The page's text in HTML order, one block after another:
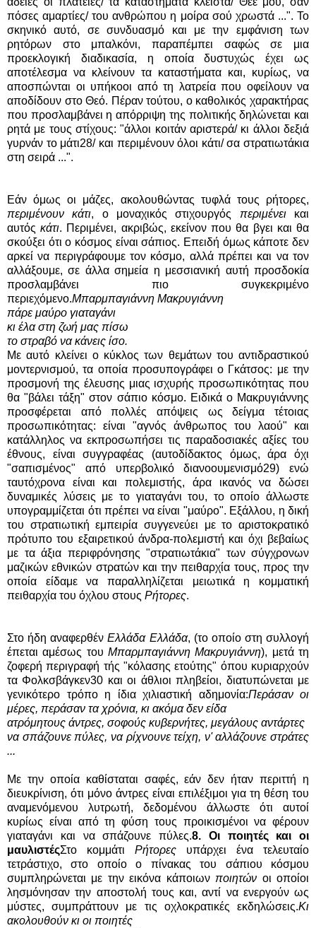
πόσες αμαρτίες/ του ανθρώπου η μοίρα σού χρωστά ...". Το
σκηνικό αυτό, σε συνδυασμό και με την εμφάνιση των
ρητόρων στο μπαλκόνι, παραπέμπει σαφώς σε μια
προεκλογική διαδικασία, η οποία δυστυχώς έχει ως
αποτέλεσμα να κλείνουν τα καταστήματα και, κυρίως, να
αποσπώνται οι υπήκοοι από τη λατρεία που οφείλουν να
αποδίδουν στο Θεό. Πέραν τούτου, ο καθολικός χαρακτήρας
που προσλαμβάνει η απόρριψη της πολιτικής δηλώνεται και
ρητά με τους στίχους: "άλλοι κοιτάν αριστερά/ κι άλλοι δεξιά
γυρνάν το μάτι28/ και περιμένουν όλοι κάτι/ σα στρατιωτάκια
στη σειρά ...".
Εάν όμως οι μάζες, ακολουθώντας τυφλά τους ρήτορες,
περιμένουν κάτι, ο μοναχικός στιχουργός περιμένεικαι
αυτόςκάτι. Περιμένει, ακριβώς, εκείνον που θα βγει και θα
σκούξει ότι ο κόσμος είναι σάπιος. Επειδή όμως κάποτε δεν
αρκεί να περιγράφουμε τον κόσμο, αλλά πρέπει και να τον
αλλάξουμε, σε άλλα σημεία η μεσσιανική αυτή προσδοκία
προσλαμβάνει πιο συγκεκριμένο
περιεχόμενο.Μπαρμπαγιάννη Μακρυγιάννη
πάρε μαύρο γιαταγάνι
κι έλα στη ζωή μας πίσω
το στραβό να κάνεις ίσο.
Με αυτό κλείνει ο κύκλος των θεμάτων του αντιδραστικού
μοντερνισμού, τα οποία προσυπογράφει ο Γκάτσος: με την
προσμονή της έλευσης μιας ισχυρής προσωπικότητας που
θα "βάλει τάξη" στον σάπιο κόσμο. Ειδικά ο Μακρυγιάννης
προσφέρεται από πολλές απόψεις ως δείγμα τέτοιας
προσωπικότητας: είναι "αγνός άνθρωπος του λαού" και
κατάλληλος να εκπροσωπήσει τις παραδοσιακές αξίες του
έθνους, είναι συγγραφέας (αυτοδίδακτος όμως, άρα όχι
"σαπισμένος" από υπερβολικό διανοουμενισμό29) ενώ
ταυτόχρονα είναι και πολεμιστής, άρα ικανός να δώσει
δυναμικές λύσεις με το γιαταγάνι του, το οποίο άλλωστε
υπογραμμίζεται ότι πρέπει να είναι "μαύρο". Εξάλλου, η δική
του στρατιωτική εμπειρία συγγενεύει με το αριστοκρατικό
πρότυπο του εξαιρετικού άνδρα-πολεμιστή και όχι βεβαίως
με τα άξια περιφρόνησης "στρατιωτάκια" των σύγχρονων
μαζικών εθνικών στρατών και την πειθαρχία τους, προς την
οποία είδαμε να παραλληλίζεται μειωτικά η κομματική
πειθαρχία του όχλου στους Ρήτορες.
Στο ήδη αναφερθένΕλλάδα Ελλάδα, (το οποίο στη συλλογή
έπεται αμέσως του Μπαρμπαγιάννη Μακρυγιάννη), μετά τη
ζοφερή περιγραφή τής "κόλασης ετούτης" όπου κυριαρχούν
τα Φολκσβάγκεν30 και οι άθλιοι πληβείοι, διατυπώνεται με
γενικότερο τρόπο η ίδια χιλιαστική αδημονία:Περάσαν οι
μέρες, περάσαν τα χρόνια, κι ακόμα δεν είδα
ατρόμητους άντρες, σοφούς κυβερνήτες, μεγάλους αντάρτες
να σπάζουνε πύλες, να ρίχνουνε τείχη, ν' αλλάζουνε στράτες
...
Με την οποία καθίσταται σαφές, εάν δεν ήταν περιττή η
διευκρίνιση, ότι μόνο άντρες είναι επιλέξιμοι για τη θέση του
αναμενόμενου λυτρωτή, δεδομένου άλλωστε ότι αυτοί
κυρίως είναι από τη φύση τους προικισμένοι να φέρουν
γιαταγάνι και να σπάζουνε πύλες.8. Οι ποιητές και οι
μαυλιστέςΣτο κομμάτι Ρήτορες υπάρχει ένα τελευταίο
τετράστιχο, στο οποίο ο πίνακας του σάπιου κόσμου
συμπληρώνεται με την εικόνα κάποιων ποιητών οι οποίοι
λησμόνησαν την αποστολή τους και, αντί να ενεργούν ως
μύστες, συμπράττουν με τις οχλοκρατικές εκδηλώσεις.Κι
ακολουθούν κι οι ποιητές